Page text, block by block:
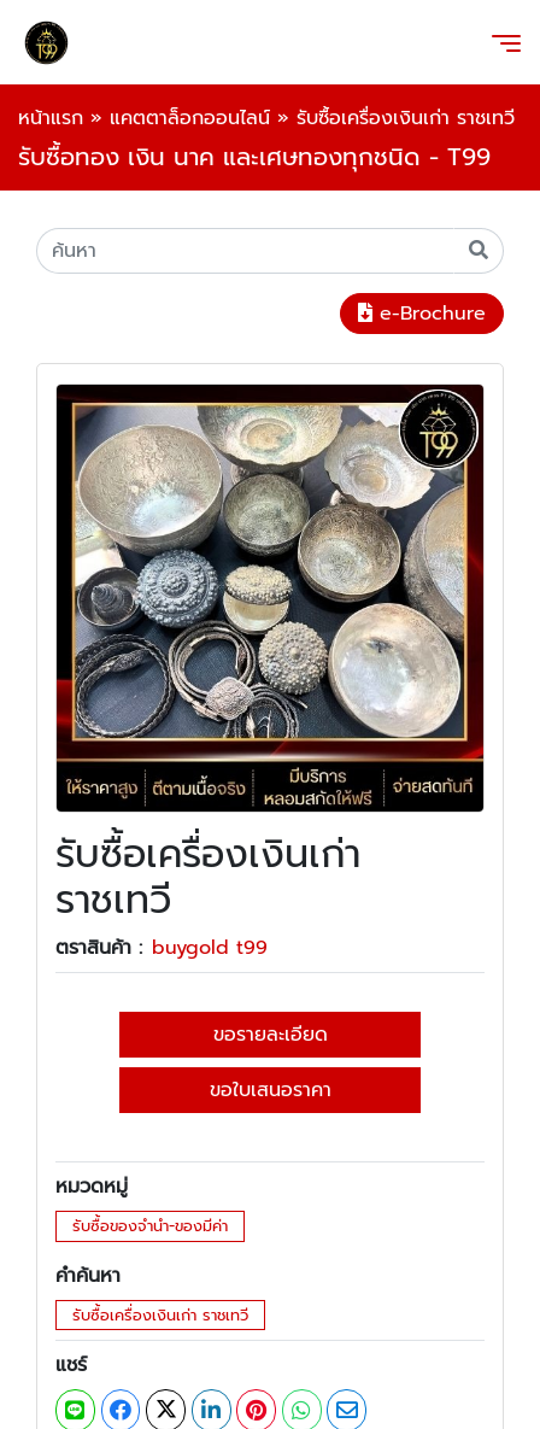
หน้าแรก » แคตตาล็อกออนไลน์ » รับซื้อเครื่องเงินเก่า ราชเทวี
รับซื้อทอง เงิน นาค และเศษทองทุกชนิด - T99
e-Brochure
รับซื้อเครื่องเงินเก่า
ราชเทวี
ตราสินค้า : buygold t99
ขอรายละเอียด
ขอใบเสนอราคา
หมวดหมู่
รับซื้อของจำนำ-ของมีค่า
คำค้นหา
รับซื้อเครื่องเงินเก่า ราชเทวี
แชร์